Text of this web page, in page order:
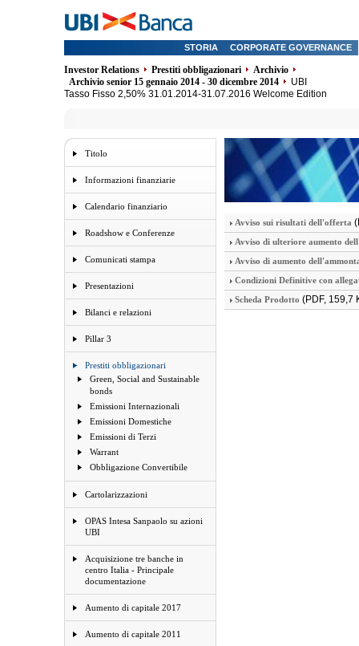
STORIA CORPORATE GOVERNANCE
Investor Relations Prestiti obbligazionari
Archivio
Archivio senior 15 gennaio 2014 - 30 dicembre 2014
UBI
Tasso Fisso 2,50% 31.01.2014-31.07.2016 Welcome Edition
Titolo
Informazioni finanziarie
Calendario finanziario
Roadshow e Conferenze
Comunicati stampa
Presentazioni
Bilanci e relazioni
Pillar 3
Prestiti obbligazionari
Green, Social and Sustainable
bonds
Emissioni Internazionali
Emissioni Domestiche
Emissioni di Terzi
Warrant
Obbligazione Convertibile
Cartolarizzazioni
OPAS Intesa Sanpaolo su azioni
UBI
Acquisizione tre banche in
centro Italia - Principale
documentazione
Aumento di capitale 2017
Aumento di capitale 2011
Avviso sui risultati dell'offerta
Avviso di ulteriore aumento
Avviso di aumento
Condizioni Definitive con
Scheda Prodotto (PDF, 159,7